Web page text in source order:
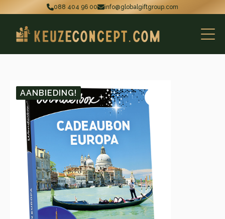
088 404 96 00 info@globalgiftgroup.com
AANBIEDING!